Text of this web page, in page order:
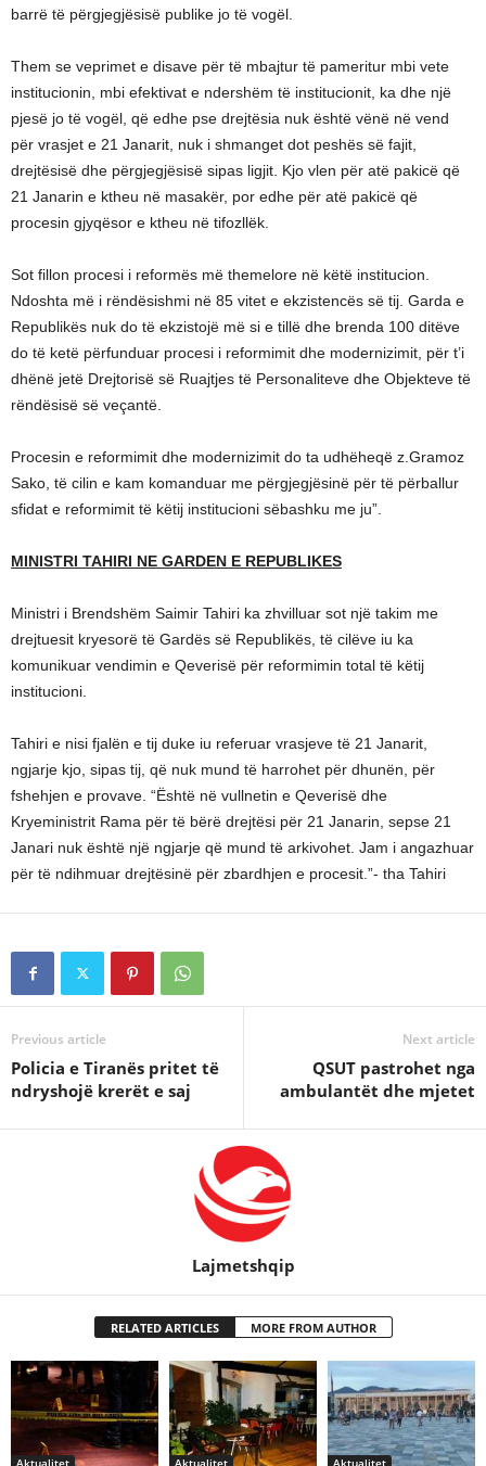
barrë të përgjegjësisë publike jo të vogël.
Them se veprimet e disave për të mbajtur të pameritur mbi vete
institucionin, mbi efektivat e ndershëm të institucionit, ka dhe një
pjesë jo të vogël, që edhe pse drejtësia nuk është vënë në vend
për vrasjet e 21 Janarit, nuk i shmanget dot peshës së fajit,
drejtësisë dhe përgjegjësisë sipas ligjit. Kjo vlen për atë pakicë që
21 Janarin e ktheu në masakër, por edhe për atë pakicë që
procesin gjyqësor e ktheu në tifozllëk.
Sot fillon procesi i reformës më themelore në këtë institucion.
Ndoshta më i rëndësishmi në 85 vitet e ekzistencës së tij. Garda e
Republikës nuk do të ekzistojë më si e tillë dhe brenda 100 ditëve
do të ketë përfunduar procesi i reformimit dhe modernizimit, për t’i
dhënë jetë Drejtorisë së Ruajtjes të Personaliteve dhe Objekteve të
rëndësisë së veçantë.
Procesin e reformimit dhe modernizimit do ta udhëheqë z.Gramoz
Sako, të cilin e kam komanduar me përgjegjësinë për të përballur
sfidat e reformimit të këtij institucioni sëbashku me ju”.
MINISTRI TAHIRI NE GARDEN E REPUBLIKES
Ministri i Brendshëm Saimir Tahiri ka zhvilluar sot një takim me
drejtuesit kryesorë të Gardës së Republikës, të cilëve iu ka
komunikuar vendimin e Qeverisë për reformimin total të këtij
institucioni.
Tahiri e nisi fjalën e tij duke iu referuar vrasjeve të 21 Janarit,
ngjarje kjo, sipas tij, që nuk mund të harrohet për dhunën, për
fshehjen e provave. “Është në vullnetin e Qeverisë dhe
Kryeministrit Rama për të bërë drejtësi për 21 Janarin, sepse 21
Janari nuk është një ngjarje që mund të arkivohet. Jam i angazhuar
për të ndihmuar drejtësinë për zbardhjen e procesit.”- tha Tahiri
Previous article
Policia e Tiranës pritet të
ndryshojë krerët e saj
Next article
QSUT pastrohet nga
ambulantët dhe mjetet
Lajmetshqip
RELATED ARTICLES MORE FROM AUTHOR
Aktualitet Aktualitet Aktualitet